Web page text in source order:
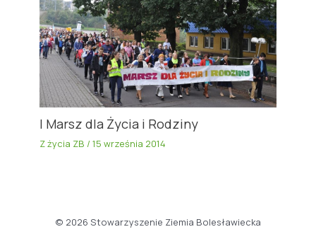
I Marsz dla Życia i Rodziny
Z życia ZB /15 września 2014
© 2026 Stowarzyszenie Ziemia Bolesławiecka